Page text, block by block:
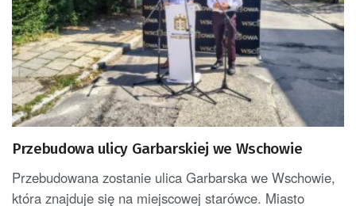
Przebudowa ulicy Garbarskiej we Wschowie
Przebudowana zostanie ulica Garbarska we Wschowie,
która znajduje się na miejscowej starówce. Miasto